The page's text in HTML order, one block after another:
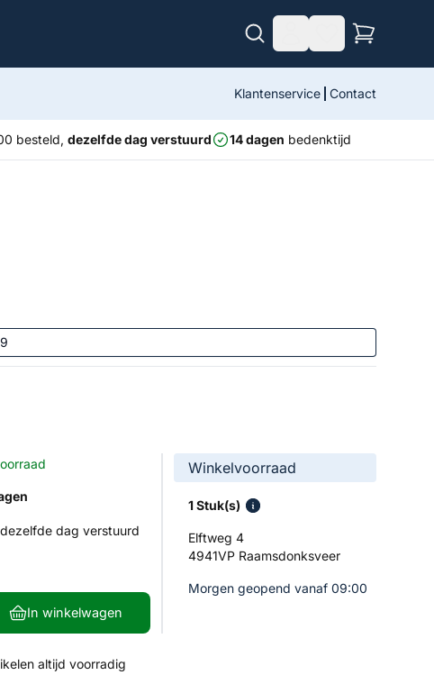
Klantenservice Contact
besteld, dezelfde dag verstuurd 14 dagen bedenktijd
dag verstuurd
In winkelwagen
Winkelvoorraad
1 Stuk(s)
Elftweg 4
4941VP Raamsdonksveer
Morgen geopend vanaf 09:00
altijd voorradig